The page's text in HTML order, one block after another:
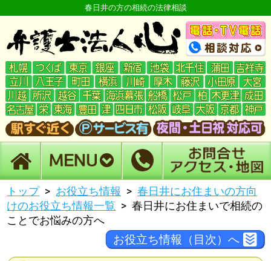
春日井の方の相続の法律相談
トップ お役立ち情報
春日井にお住まいの方向
けのお役立ち情報一覧
春日井にお住まいで相続の
ことでお悩みの方へ
お役立ち情報（目次）へ